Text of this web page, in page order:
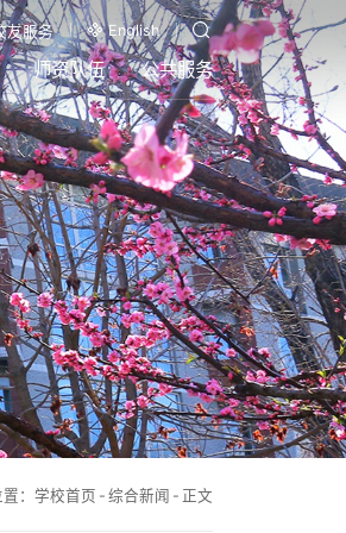
友服务 English
师资队伍 公共服务
： 学校首页 - 综合新闻 - 正文